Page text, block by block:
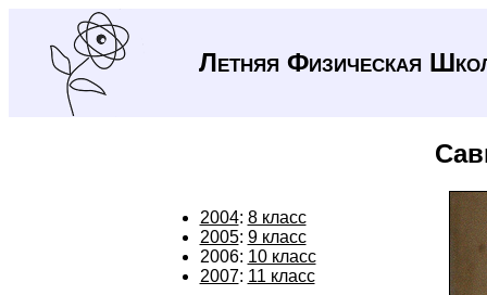
Летняя Физическая
2004: 8 класс
2005: 9 класс
2006: 10 класс
2007: 11 класс